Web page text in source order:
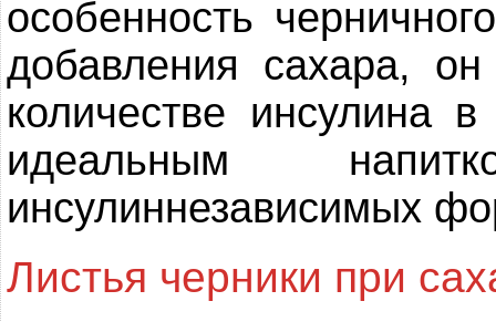
особенность
добавления сахара, он
количестве инсулина
идеальным
инсулиннезависимых
Листья черники при